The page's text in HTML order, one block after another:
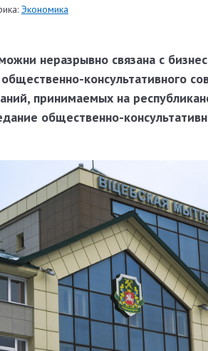
Экономика
неразрывно связана с
консультативного
принимаемых на
общественно-